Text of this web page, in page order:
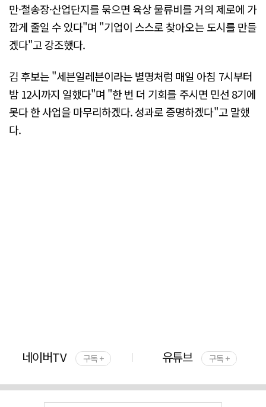
만·철송장·산업단지를 묶으면 육상 물류비를 거의 제로에 가
깝게 줄일 수 있다"며 "기업이 스스로 찾아오는 도시를 만들
겠다"고 강조했다.
김 후보는 "세븐일레븐이라는 별명처럼 매일 아침 7시부터
밤 12시까지 일했다"며 "한 번 더 기회를 주시면 민선 8기에
못다 한 사업을 마무리하겠다. 성과로 증명하겠다"고 말했
다.
네이버TV 구독 + 유튜브 구독 +